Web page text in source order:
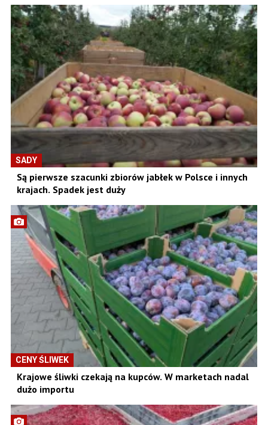
SADY
Są pierwsze szacunki zbiorów jabłek w Polsce i innych
krajach. Spadek jest duży
CENY ŚLIWEK
Krajowe śliwki czekają na kupców. W marketach nadal
dużo importu